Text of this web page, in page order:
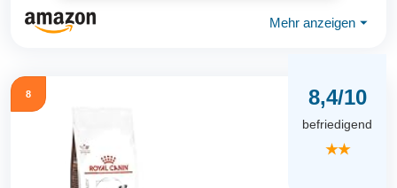
Mehr anzeigen ⏷
8 8,4/10
befriedigend
★★